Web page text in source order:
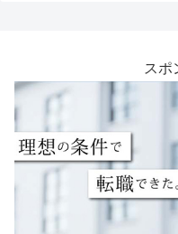
スポ